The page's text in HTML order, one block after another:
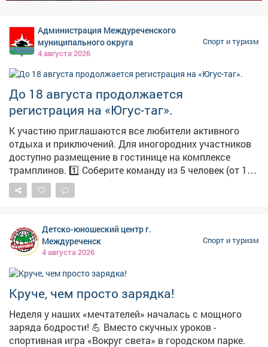
города, форумы и фестивали: «Дикоросы», «В Сибири -
есть!», «Летосфера» и «Обские фестивали». В
минувшие выходные завершился авиапраздник «Вива
авиа!». С 21 по 23 августа в городе пройдёт фестиваль
исторической реконструкции «Княжий двор». Фото:
Густаво Зырянов
Администрация Междуреченского
муниципального округа
4 августа 2026
Спорт и туризм
До 18 августа продолжается
регистрация на «Югус-таг».
К участию приглашаются все любители активного
отдыха и приключений. Для иногородних участников
доступно размещение в гостинице на комплексе
трамплинов. 1️⃣ Соберите команду из 5 человек (от 16
лет, пол значения не имеет). 2️⃣ Внесите взнос. 3️⃣
Покорите трассу «Югус-таг». В программе: забеги,
испытание с автомобилем. 📞 Подробная информация
по тел.: 8-923-467-93-53. #югустаг#visitkuzbass#югус
Детско-юношеский центр г.
Междуреченск
4 августа 2026
Спорт и туризм
Круче, чем просто зарядка!
Неделя у наших «мечтателей» началась с мощного
заряда бодрости! 💪 Вместо скучных уроков -
спортивная игра «Вокруг света» в городском парке.